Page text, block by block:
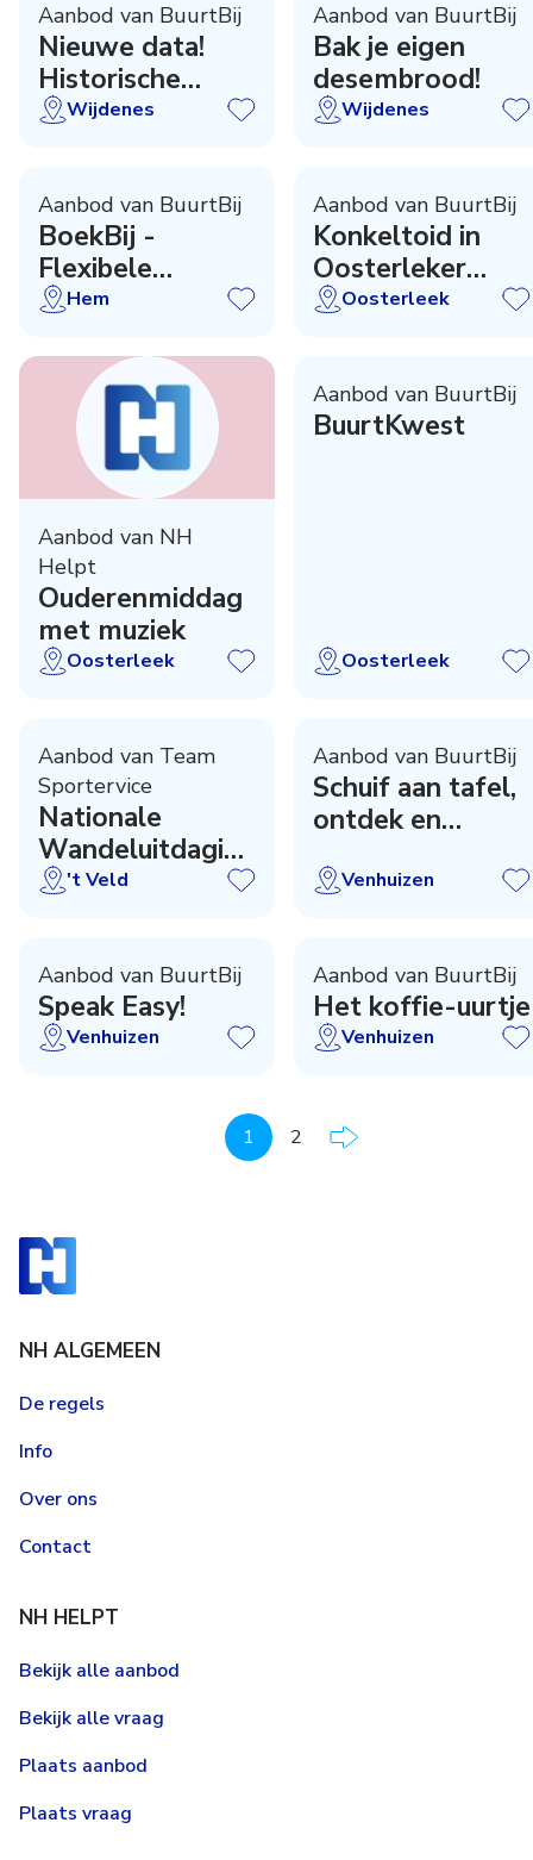
Aanbod van BuurtBij
Nieuwe data!
Historische
wandeling
Wijdenes
Aanbod van BuurtBij
Bak je eigen
desembrood!
Wijdenes
Aanbod van BuurtBij
BoekBij -
Flexibele
Leesclub
Hem
Aanbod van BuurtBij
Konkeltoid in
Oosterleker
kerkje
Oosterleek
Aanbod van NH
Helpt
Ouderenmiddag
met muziek
Oosterleek
Aanbod van BuurtBij
BuurtKwest
Oosterleek
Aanbod van Team
Sportervice
Nationale
Wandeluitdaging
'T Veld
't Veld
Aanbod van BuurtBij
Schuif aan tafel,
ontdek en
Venhuizen
Aanbod van BuurtBij
Speak Easy!
Venhuizen
Aanbod van BuurtBij
Het koffie-uurtje
Venhuizen
1 2
NH ALGEMEEN
De regels
Info
Over ons
Contact
NH HELPT
Bekijk alle aanbod
Bekijk alle vraag
Plaats aanbod
Plaats vraag